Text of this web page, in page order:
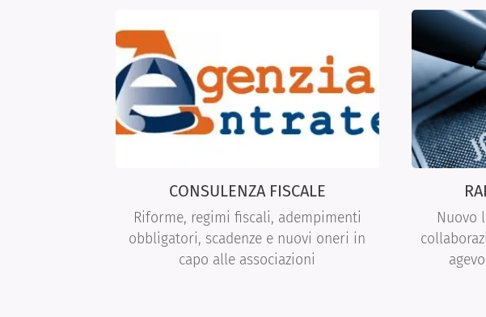
CONSULENZA FISCALE
Riforme, regimi fiscali, adempimenti
obbligatori, scadenze e nuovi oneri in
capo alle associazioni
Nuovo